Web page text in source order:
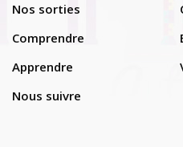
Nos sorties
Comprendre
Apprendre
Nous suivre